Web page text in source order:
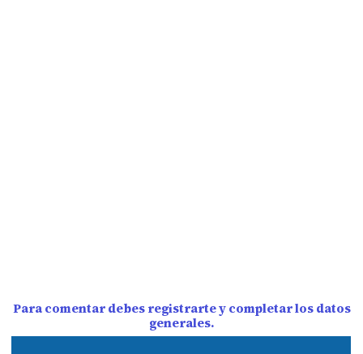
Para comentar debes registrarte y completar los datos
generales.